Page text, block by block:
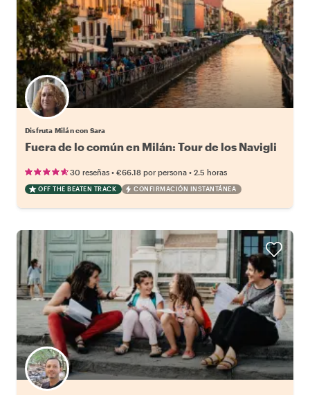
Disfruta Milán con Sara
Fuera de lo común en Milán: Tour de los Navigli
30 reseñas • €66.18 por persona • 2.5 horas
OFF THE BEATEN TRACK CONFIRMACIÓN INSTANTÁNEA